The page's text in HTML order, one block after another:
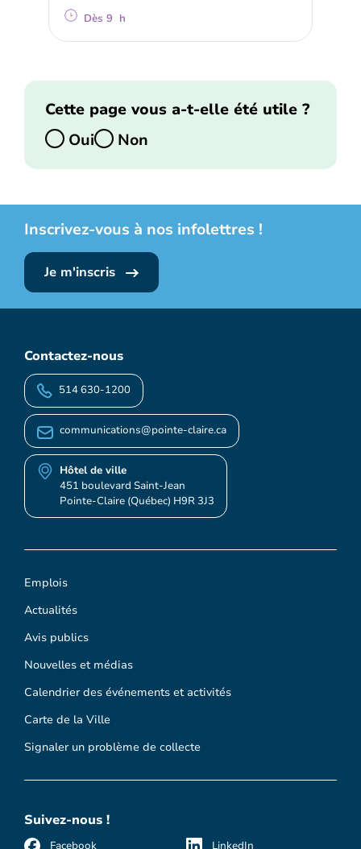
Dès 9 h
Cette page vous a-t-elle été utile ?
Oui
Non
Inscrivez-vous à nos infolettres !
Je m'inscris
Emplois
Actualités
Avis publics
Nouvelles et médias
Calendrier des événements et activités
Carte de la Ville
Signaler un problème de collecte
Contactez-nous
514 630-1200
communications@pointe-claire.ca
Hôtel de ville
451 boulevard Saint-Jean
Pointe-Claire (Québec) H9R 3J3
Suivez-nous !
Facebook LinkedIn